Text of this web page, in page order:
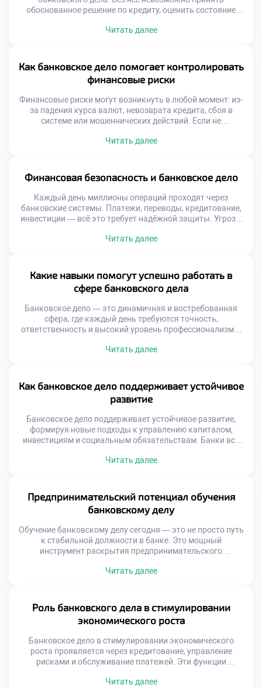
обоснованное решение по кредиту, оценить состояние
чаще полагаются на данные, а не на интуицию. Именно
подготовки специалистов. Аналитика позволяет видеть
за цифрами реальную картину. Она помогает […]
Читать далее
Как банковское дело помогает контролировать
финансовые риски
Финансовые риски могут возникнуть в любой момент: из-
за падения курса валют, невозврата кредита, сбоя в
системе или мошеннических действий. Если не
катастрофическими — от индивидуальных потерь до
барьеры между нестабильностью и стабильностью. Это
достигается с помощью строгих правил, глубокого […]
Читать далее
Финансовая безопасность и банковское дело
Каждый день миллионы операций проходят через
банковские системы. Платежи, переводы, кредитование,
инвестиции — всё это требует надёжной защиты. Угрозы
совершенствуют методы, а риски умножаются. В этих
механизмов защиты невозможно представить
устойчивое функционирование банков, защиту данных
клиентов и сохранение доверия […]
Читать далее
Какие навыки помогут успешно работать в
сфере банковского дела
Банковское дело — это динамичная и востребованная
сфера, где каждый день требуются точность,
ответственность и высокий уровень профессионализма.
просто знать основы экономики. Важно развивать
доверительные отношения с клиентами, быстро
адаптироваться к изменениям и принимать
обоснованные […]
Читать далее
Как банковское дело поддерживает устойчивое
развитие
Банковское дело поддерживает устойчивое развитие,
формируя новые подходы к управлению капиталом,
инвестициям и социальным обязательствам. Банки всё
управленческие риски при принятии решений. Это
и устойчивой экономики. Раньше банки воспринимались
как нейтральные посредники. Сейчас они превращаются
[…]
Читать далее
Предпринимательский потенциал обучения
банковскому делу
Обучение банковскому делу сегодня — это не просто путь
к стабильной должности в банке. Это мощный
инструмент раскрытия предпринимательского
получают не только знания о финансовых операциях, но и
делу в техникумах всё чаще строятся с учётом
современных вызовов. Они […]
Читать далее
Роль банковского дела в стимулировании
экономического роста
Банковское дело в стимулировании экономического
роста проявляется через кредитование, управление
рисками и обслуживание платежей. Эти функции
улучшать качество жизни. Когда банки эффективно
Читать далее